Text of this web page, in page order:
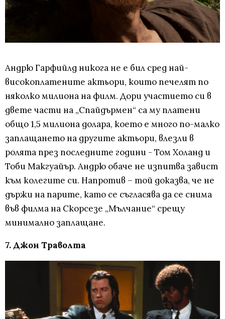
Андрю Гарфийлд никога не е бил сред най-
високоплатените актьори, които печелят по
няколко милиона на филм. Дори участието си в
двете части на „Спайдърмен“ са му платени
общо 1,5 милиона долара, което е много по-малко
заплащането на другите актьори, влезли в
ролята през последните години - Том Холанд и
Тоби Макгуайър. Андрю обаче не изпитва завист
към колегите си. Напротив – той доказва, че не
държи на парите, като се съгласява да се снима
във филма на Скорсезе „Мълчание“ срещу
минимално заплащане.
7. Джон Траволта